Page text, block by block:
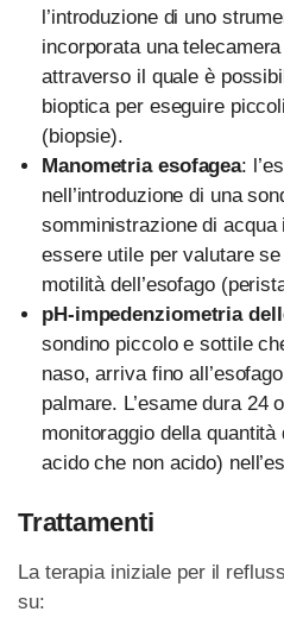
l’introduzione di uno
incorporata una
attraverso il quale è
bioptica per eseguire
(biopsie).
Manometria esofagea:
nell’introduzione di una
somministrazione di
essere utile per valutare
motilità dell’esofago
pH-impedenziometria
sondino piccolo e sottile
naso, arriva fino
palmare. L’esame dura 24
monitoraggio della
acido che non acido)
Trattamenti
La terapia iniziale per il
su: